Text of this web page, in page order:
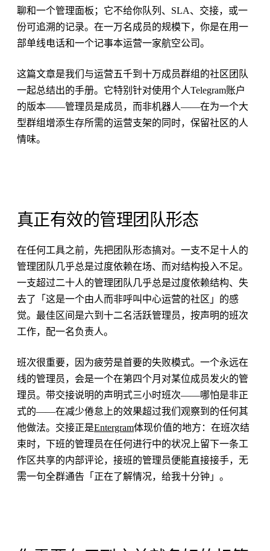
聊和一个管理面板；它不给你队列、SLA、交接，或一
份可追溯的记录。在一万名成员的规模下，你是在用一
部单线电话和一个记事本运营一家航空公司。
这篇文章是我们与运营五千到十万成员群组的社区团队
一起总结出的手册。它特别针对使用个人Telegram账户
的版本——管理员是成员，而非机器人——在为一个大
型群组增添生存所需的运营支架的同时，保留社区的人
情味。
真正有效的管理团队形态
在任何工具之前，先把团队形态搞对。一支不足十人的
管理团队几乎总是过度依赖在场、而对结构投入不足。
一支超过二十人的管理团队几乎总是过度依赖结构、失
去了「这是一个由人而非呼叫中心运营的社区」的感
觉。最佳区间是六到十二名活跃管理员，按声明的班次
工作，配一名负责人。
班次很重要，因为疲劳是首要的失败模式。一个永远在
线的管理员，会是一个在第四个月对某位成员发火的管
理员。带交接说明的声明式三小时班次——哪怕是非正
式的——在减少倦怠上的效果超过我们观察到的任何其
他做法。交接正是Entergram体现价值的地方：在班次结
束时，下班的管理员在任何进行中的状况上留下一条工
作区共享的内部评论，接班的管理员便能直接接手，无
需一句全群通告「正在了解情况，给我十分钟」。